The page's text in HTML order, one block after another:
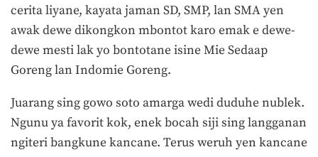
cerita liyane, kayata jaman SD, SMP, lan SMA yen
awak dewe dikongkon mbontot karo emak e dewe-
dewe mesti lak yo bontotane isine Mie Sedaap
Goreng lan Indomie Goreng.
Juarang sing gowo soto amarga wedi duduhe nublek.
Ngunu ya favorit kok, enek bocah siji sing langganan
ngiteri bangkune kancane. Terus weruh yen kancane